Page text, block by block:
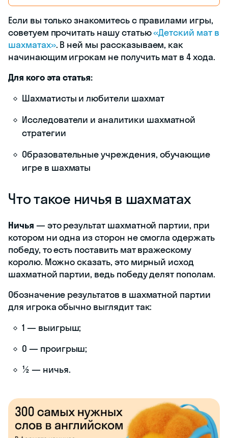
Если вы только знакомитесь с правилами игры,
советуем прочитать нашу статью«Детский мат в
шахматах». В ней мы рассказываем, как
начинающим игрокам не получить мат в 4 хода.
Для кого эта статья:
Шахматисты и любители шахмат
Исследователи и аналитики шахматной
стратегии
Образовательные учреждения, обучающие
игре в шахматы
Что такое ничья в шахматах
Ничья — это результат шахматной партии, при
котором ни одна из сторон не смогла одержать
победу, то есть поставить мат вражескому
королю. Можно сказать, это мирный исход
шахматной партии, ведь победу делят пополам.
Обозначение результатов в шахматной партии
для игрока обычно выглядит так:
1 — выигрыш;
0 — проигрыш;
½ — ничья.